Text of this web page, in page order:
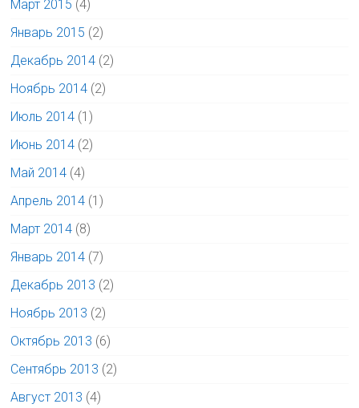
Март 2015 (4)
Январь 2015 (2)
Декабрь 2014 (2)
Ноябрь 2014 (2)
Июль 2014 (1)
Июнь 2014 (2)
Май 2014 (4)
Апрель 2014 (1)
Март 2014 (8)
Январь 2014 (7)
Декабрь 2013 (2)
Ноябрь 2013 (2)
Октябрь 2013 (6)
Сентябрь 2013 (2)
Август 2013 (4)